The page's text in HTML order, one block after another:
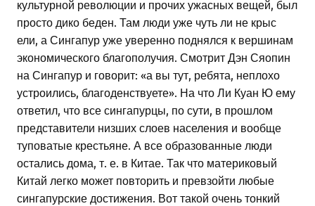
культурной революции и прочих ужасных вещей, был
просто дико беден. Там люди уже чуть ли не крыс
ели, а Сингапур уже уверенно поднялся к вершинам
экономического благополучия. Смотрит Дэн Сяопин
на Сингапур и говорит: «а вы тут, ребята, неплохо
устроились, благоденствуете». На что Ли Куан Ю ему
ответил, что все сингапурцы, по сути, в прошлом
представители низших слоев населения и вообще
туповатые крестьяне. А все образованные люди
остались дома, т. е. в Китае. Так что материковый
Китай легко может повторить и превзойти любые
сингапурские достижения. Вот такой очень тонкий